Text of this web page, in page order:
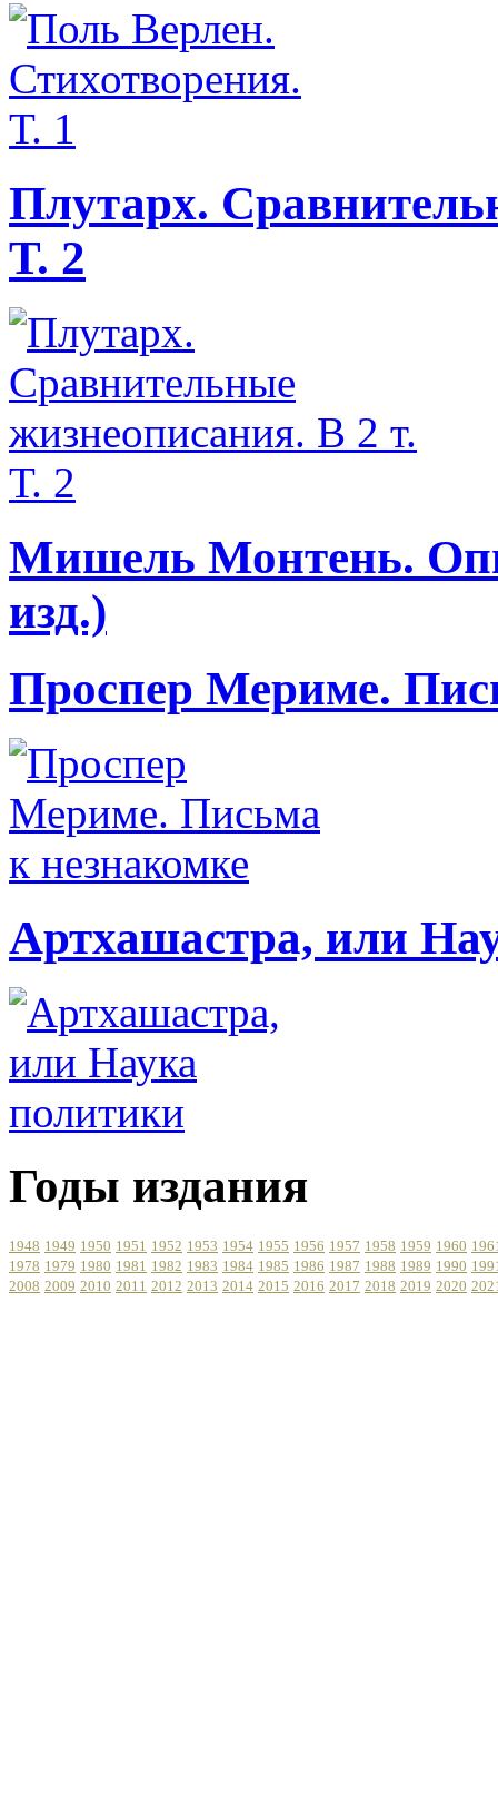
Плутарх.
Т. 2
Мишель Монтень.
изд.)
Проспер Мериме.
Артхашастра, или
Годы издания
1948 1949 1950 1951 1952 1953 1954 1955 1956 1957 1958 1959 1960
1978 1979 1980 1981 1982 1983 1984 1985 1986 1987 1988 1989 1990
2008 2009 2010 2011 2012 2013 2014 2015 2016 2017 2018 2019 2020